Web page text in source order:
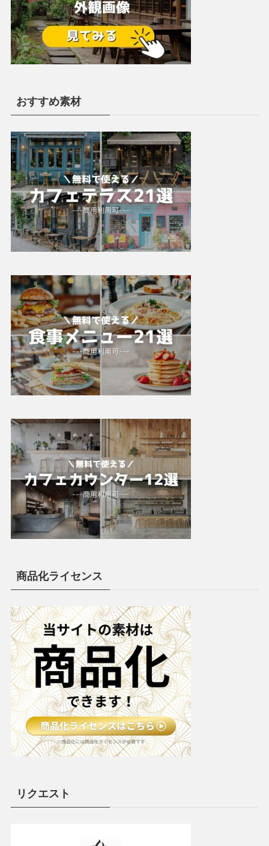
おすすめ素材
商品化ライセンス
リクエスト